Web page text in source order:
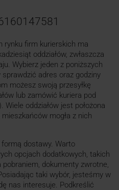
rynku firm kurierskich ma
oddziałów, zwłaszcza
Wybierz jeden z poniższych
sprawdzić adres oraz godziny
możesz swoją przesyłkę
lub zamówić kuriera pod
oddziałów jest położona
mogła z nich
dostawy. Warto
opcjach dodatkowych, takich
pobraniem, dokumenty zwrotne,
taki wybór, jesteśmy w
nas interesuje. Podkreślić